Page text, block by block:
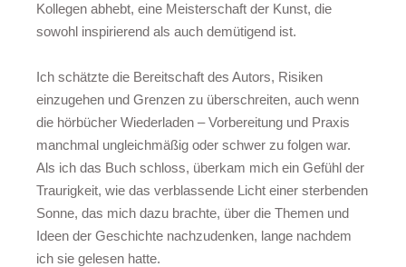
Kollegen abhebt, eine Meisterschaft der Kunst, die
sowohl inspirierend als auch demütigend ist.
Ich schätzte die Bereitschaft des Autors, Risiken
einzugehen und Grenzen zu überschreiten, auch wenn
die hörbücher Wiederladen – Vorbereitung und Praxis
manchmal ungleichmäßig oder schwer zu folgen war.
Als ich das Buch schloss, überkam mich ein Gefühl der
Traurigkeit, wie das verblassende Licht einer sterbenden
Sonne, das mich dazu brachte, über die Themen und
Ideen der Geschichte nachzudenken, lange nachdem
ich sie gelesen hatte.